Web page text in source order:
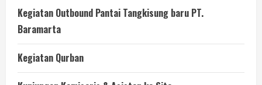
Kegiatan Outbound Pantai Tangkisung baru PT.
Baramarta
Kegiatan Qurban